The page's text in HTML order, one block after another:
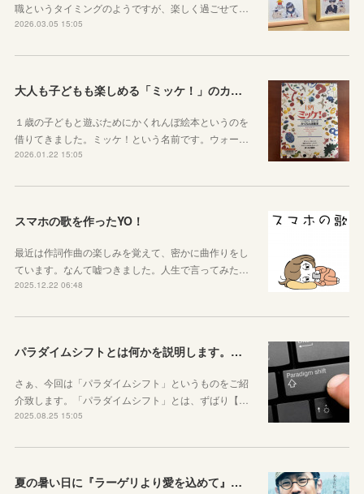
職というタイミングのようですが、楽しく過ごせて…
2026.03.05 15:05
大人も子どもも楽しめる「ミッケ！」のカニに翻弄された話
１歳の子どもと遊ぶためにかくれんぼ絵本というのを
借りてきました。ミッケ！という名前です。ウォー…
2026.01.22 15:05
スマホの歌を作ったYO！
最近は作詞作曲の楽しみを覚えて、密かに曲作りをし
ています。なんて嘘つきました。人生で言ってみた…
2025.12.22 06:48
パラダイムシフトとは何かを説明します。あなたも使ってみましょう
さぁ、今回は「パラダイムシフト」というものをご紹
介致します。「パラダイムシフト」とは、ずばり【…
2025.08.25 15:05
夏の暑い日に『ラーゲリより愛を込めて』を見ました